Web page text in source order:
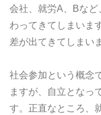
会社、 就労A、Bなど
わってきてしまいま
差が出てきてしまい
社会参加という概念
ますが、
自立となっ
す。正直なところ、